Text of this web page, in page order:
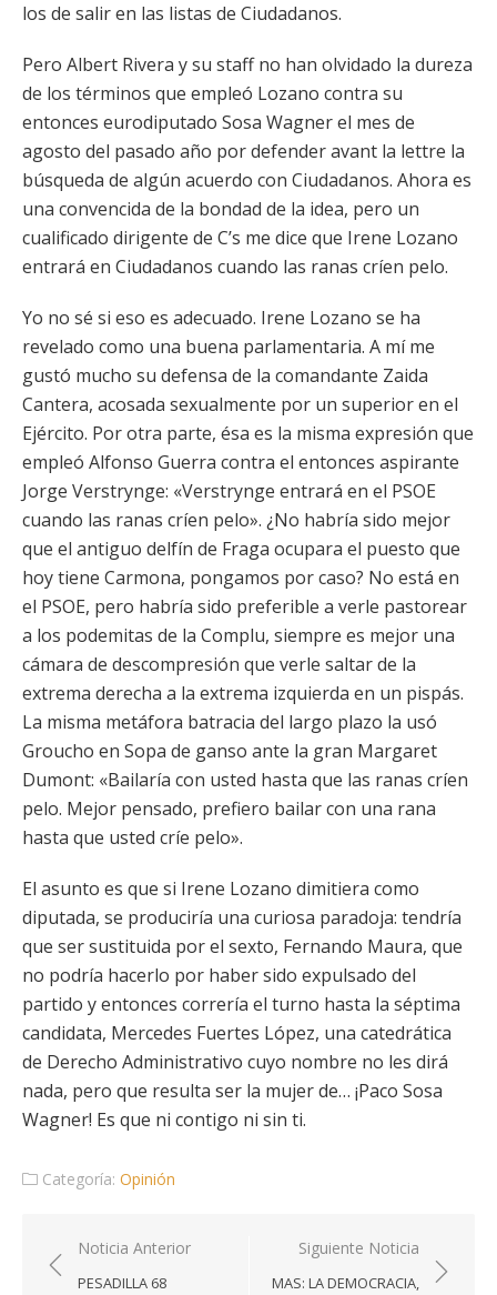
los de salir en las listas de Ciudadanos.
Pero Albert Rivera y su staff no han olvidado la dureza
de los términos que empleó Lozano contra su
entonces eurodiputado Sosa Wagner el mes de
agosto del pasado año por defender avant la lettre la
búsqueda de algún acuerdo con Ciudadanos. Ahora es
una convencida de la bondad de la idea, pero un
cualificado dirigente de C’s me dice que Irene Lozano
entrará en Ciudadanos cuando las ranas críen pelo.
Yo no sé si eso es adecuado. Irene Lozano se ha
revelado como una buena parlamentaria. A mí me
gustó mucho su defensa de la comandante Zaida
Cantera, acosada sexualmente por un superior en el
Ejército. Por otra parte, ésa es la misma expresión que
empleó Alfonso Guerra contra el entonces aspirante
Jorge Verstrynge: «Verstrynge entrará en el PSOE
cuando las ranas críen pelo». ¿No habría sido mejor
que el antiguo delfín de Fraga ocupara el puesto que
hoy tiene Carmona, pongamos por caso? No está en
el PSOE, pero habría sido preferible a verle pastorear
a los podemitas de la Complu, siempre es mejor una
cámara de descompresión que verle saltar de la
extrema derecha a la extrema izquierda en un pispás.
La misma metáfora batracia del largo plazo la usó
Groucho en Sopa de ganso ante la gran Margaret
Dumont: «Bailaría con usted hasta que las ranas críen
pelo. Mejor pensado, prefiero bailar con una rana
hasta que usted críe pelo».
El asunto es que si Irene Lozano dimitiera como
diputada, se produciría una curiosa paradoja: tendría
que ser sustituida por el sexto, Fernando Maura, que
no podría hacerlo por haber sido expulsado del
partido y entonces correría el turno hasta la séptima
candidata, Mercedes Fuertes López, una catedrática
de Derecho Administrativo cuyo nombre no les dirá
nada, pero que resulta ser la mujer de… ¡Paco Sosa
Wagner! Es que ni contigo ni sin ti.
Categoría: Opinión
Navegación
de
Noticia Anterior
PESADILLA 68
Siguiente Noticia
MAS: LA DEMOCRACIA,